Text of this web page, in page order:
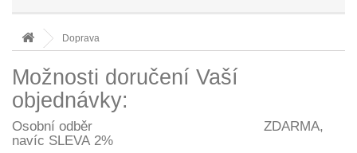
Doprava
Možnosti doručení Vaší
objednávky:
Osobní odběr ZDARMA,
navíc SLEVA 2%